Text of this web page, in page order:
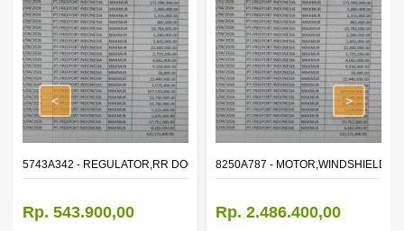
WINDOW,LH
5743A342 - REGULATOR,RR DOOR WINDOW,RH
Rp. 543.900,00
8250A787 - MOTOR,WINDSHIELD
Rp. 2.486.400,00
< >